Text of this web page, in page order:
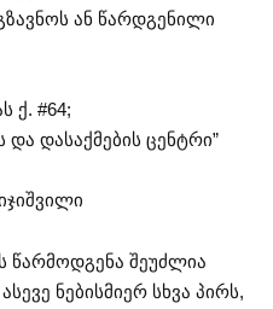
ან წარდგენილი
ქ. #64;
და დასაქმების ცენტრი”
წარმოდგენა შეუძლია
ნებისმიერ სხვა პირს,